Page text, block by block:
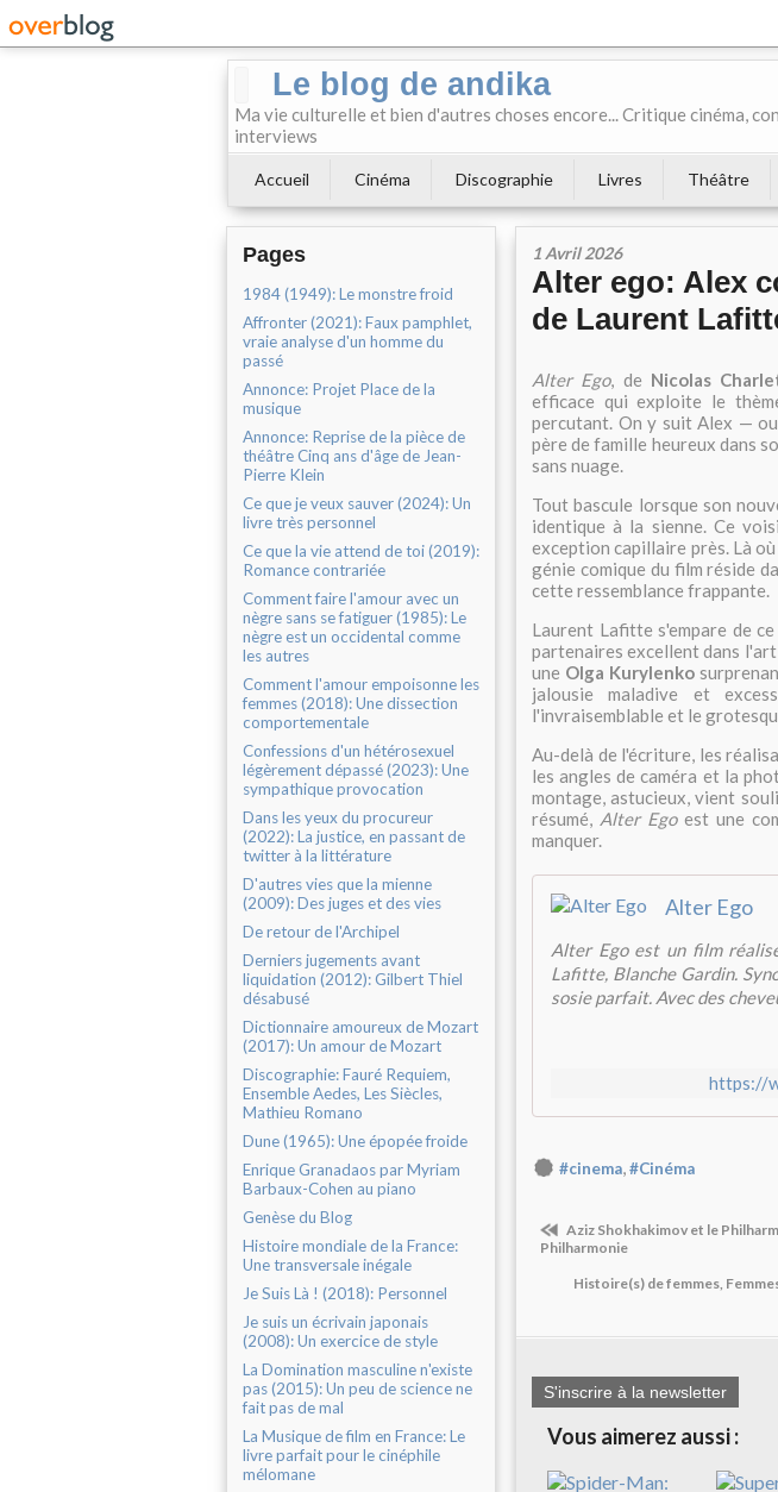
Le blog de andika
Ma vie culturelle et bien d'autres choses encore... Critique cinéma,
interviews
Accueil Cinéma Discographie Livres Théâtre
Pages
1984 (1949): Le monstre froid
Affronter (2021): Faux pamphlet,
vraie analyse d'un homme du
passé
Annonce: Projet Place de la
musique
Annonce: Reprise de la pièce de
théâtre Cinq ans d'âge de Jean-
Pierre Klein
Ce que je veux sauver (2024): Un
livre très personnel
Ce que la vie attend de toi (2019):
Romance contrariée
Comment faire l'amour avec un
nègre sans se fatiguer (1985): Le
nègre est un occidental comme
les autres
Comment l'amour empoisonne les
femmes (2018): Une dissection
comportementale
Confessions d'un hétérosexuel
légèrement dépassé (2023): Une
sympathique provocation
Dans les yeux du procureur
(2022): La justice, en passant de
twitter à la littérature
D'autres vies que la mienne
(2009): Des juges et des vies
De retour de l'Archipel
Derniers jugements avant
liquidation (2012): Gilbert Thiel
désabusé
Dictionnaire amoureux de Mozart
(2017): Un amour de Mozart
Discographie: Fauré Requiem,
Ensemble Aedes, Les Siècles,
Mathieu Romano
Dune (1965): Une épopée froide
Enrique Granadaos par Myriam
Barbaux-Cohen au piano
Genèse du Blog
Histoire mondiale de la France:
Une transversale inégale
Je Suis Là ! (2018): Personnel
Je suis un écrivain japonais
(2008): Un exercice de style
La Domination masculine n'existe
pas (2015): Un peu de science ne
fait pas de mal
La Musique de film en France: Le
livre parfait pour le cinéphile
mélomane
1 Avril 2026
Alter ego: Alex
de Laurent
Alter Ego, de Nicolas
efficace qui exploite le
percutant. On y suit Alex —
père de famille heureux dans
sans nuage.
Tout bascule lorsque son
identique à la sienne. Ce
exception capillaire près. Là
génie comique du film réside
cette ressemblance frappante.
Laurent Lafitte s'empare de
partenaires excellent dans
une Olga Kurylenko
jalousie maladive et
l'invraisemblable et le
Au-delà de l'écriture, les
les angles de caméra et la
montage, astucieux, vient
résumé, Alter Ego est une
manquer.
Alter Ego
Alter Ego est un film
Lafitte, Blanche Gardin.
sosie parfait. Avec des
https://
#cinema,#Cinéma
Aziz Shokhakimov et le
Philharmonie
Histoire(s) de femmes,
S'inscrire à la newsletter
Vous aimerez aussi :